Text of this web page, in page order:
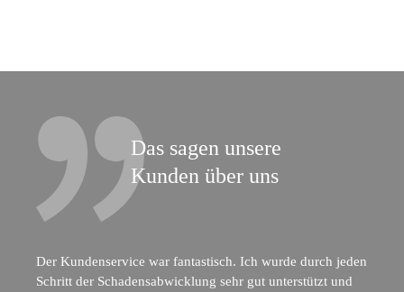
Das sagen unsere
Kunden über uns
Der Kundenservice war fantastisch. Ich wurde durch jeden
Schritt der Schadensabwicklung sehr gut unterstützt und